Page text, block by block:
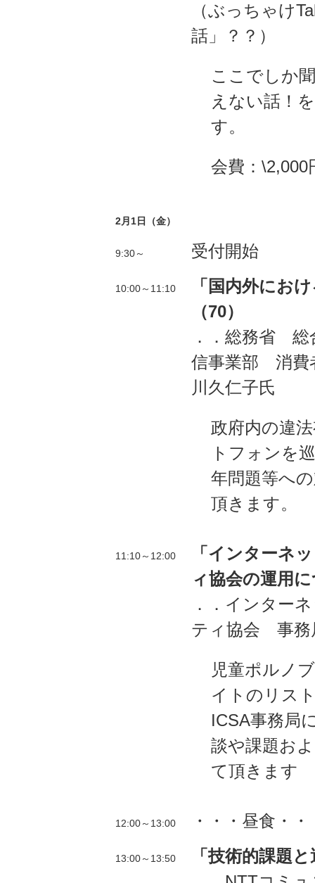
（ぶっちゃけ
話」？？）
ここでしか
えない話！
す。
会費：\2,000
2月1日（金）
9:30～ 受付開始
10:00～11:10
「国内外にお
（70）
．．総務省
信事業部 消
川久仁子氏
政府内の違
トフォンを
年問題等へ
頂きます。
11:10～12:00
「インターネ
ィ協会の運用
．．インター
ティ協会 事
児童ポルノ
イトのリス
ICSA事務局
談や課題お
て頂きます
12:00～13:00 ・・・昼食・・
13:00～13:50
「技術的課題